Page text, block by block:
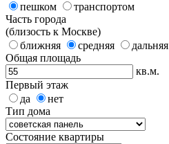
пешком
транспортом
Часть города
(близость к Москве)
ближняя
средняя
дальняя
Общая площадь
кв.м.
Первый этаж
да
нет
Тип дома
Состояние квартиры